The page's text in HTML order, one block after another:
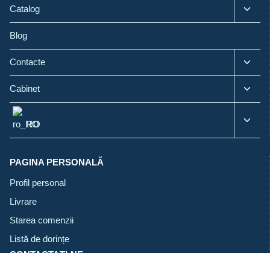
Catalog
child
Blog
Contacte
child
menu
Cabinet
child
RO
child
menu
PAGINA PERSONALĂ
Profil personal
Livrare
Starea comenzii
Listă de dorințe